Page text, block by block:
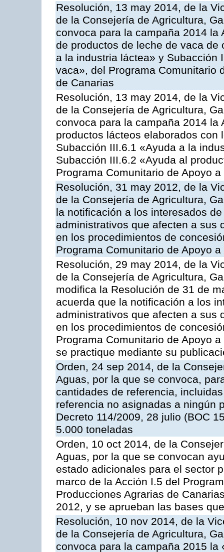
Resolución, 13 may 2014, de la
de la Consejería de Agricultura,
convoca para la campaña 2014
de productos de leche de vaca
a la industria láctea» y Subacción
vaca», del Programa Comunitario
de Canarias
Resolución, 13 may 2014, de la
de la Consejería de Agricultura,
convoca para la campaña 2014
productos lácteos elaborados
Subacción III.6.1 «Ayuda a la
Subacción III.6.2 «Ayuda al
Programa Comunitario de Apoyo
Resolución, 31 may 2012, de la
de la Consejería de Agricultura,
la notificación a los interesados
administrativos que afecten a sus
en los procedimientos de
Programa Comunitario de Apoyo
Resolución, 29 may 2014, de la
de la Consejería de Agricultura,
modifica la Resolución de 31 de
acuerda que la notificación a los
administrativos que afecten a sus
en los procedimientos de
Programa Comunitario de Apoyo
se practique mediante su
Orden, 24 sep 2014, de la
Aguas, por la que se convoca,
cantidades de referencia,
referencia no asignadas a ningún
Decreto 114/2009, 28 julio (BOC
5.000 toneladas
Orden, 10 oct 2014, de la
Aguas, por la que se convocan
estado adicionales para el sector
marco de la Acción I.5 del
Producciones Agrarias de
2012, y se aprueban las bases
Resolución, 10 nov 2014, de la
de la Consejería de Agricultura,
convoca para la campaña 2015